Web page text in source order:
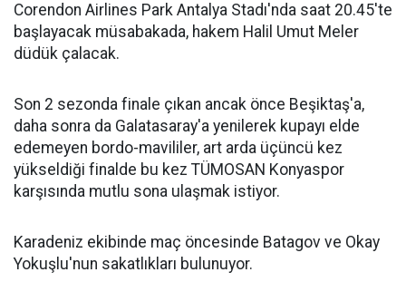
Corendon Airlines Park Antalya Stadı'nda saat 20.45'te
başlayacak müsabakada, hakem Halil Umut Meler
düdük çalacak.
Son 2 sezonda finale çıkan ancak önce Beşiktaş'a,
daha sonra da Galatasaray'a yenilerek kupayı elde
edemeyen bordo-mavililer, art arda üçüncü kez
yükseldiği finalde bu kez TÜMOSAN Konyaspor
karşısında mutlu sona ulaşmak istiyor.
Karadeniz ekibinde maç öncesinde Batagov ve Okay
Yokuşlu'nun sakatlıkları bulunuyor.